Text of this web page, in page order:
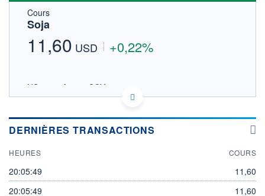
Cours
Soja
11,60 USD +0,22%
US12492A1079 SOY
CBOT DONNÉES TEMPS DIFFÉRÉ
11,55
11,60
11,65
DERNIÈRES TRANSACTIONS
HEURES COURS
20:05:49
11,60
20:05:49
11,60